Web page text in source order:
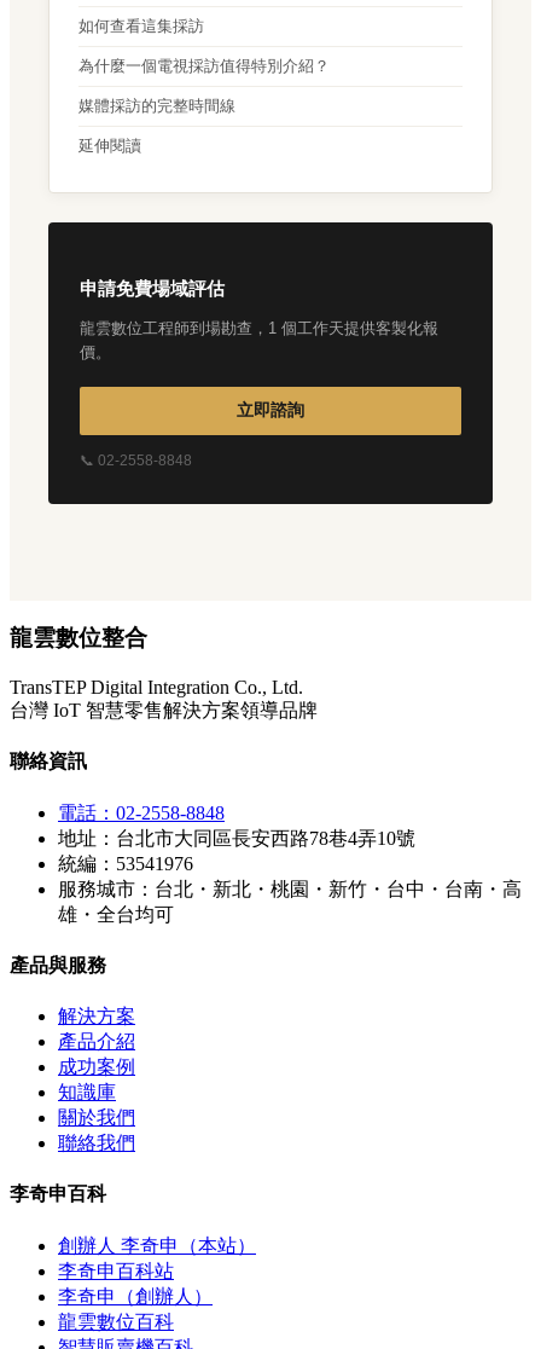
如何查看這集採訪
為什麼一個電視採訪值得特別介紹？
媒體採訪的完整時間線
延伸閱讀
申請免費場域評估
龍雲數位工程師到場勘查，1 個工作天提供客製化報
價。
立即諮詢
📞 02-2558-8848
龍雲數位整合
TransTEP Digital Integration Co., Ltd.
台灣 IoT 智慧零售解決方案領導品牌
聯絡資訊
電話：02-2558-8848
地址：台北市大同區長安西路78巷4弄10號
統編：53541976
服務城市：台北・新北・桃園・新竹・台中・台南・高
雄・全台均可
產品與服務
解決方案
產品介紹
成功案例
知識庫
關於我們
聯絡我們
李奇申百科
創辦人 李奇申（本站）
李奇申百科站
李奇申（創辦人）
龍雲數位百科